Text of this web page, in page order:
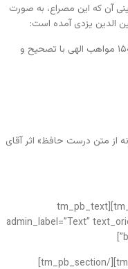
آن که این مصراع، به صورت
الدین یزدی آمده است:
بدم گفتی و خرسندم عفاک الله کرم کردی (ص ۱۵۰ مواهب الهی با تصحیح و
از متن درست حافظ» اثر آقای
[/tm_pb_accordion_item] [/tm_pb_accordion][tm_pb_text
admin_label=”Text”